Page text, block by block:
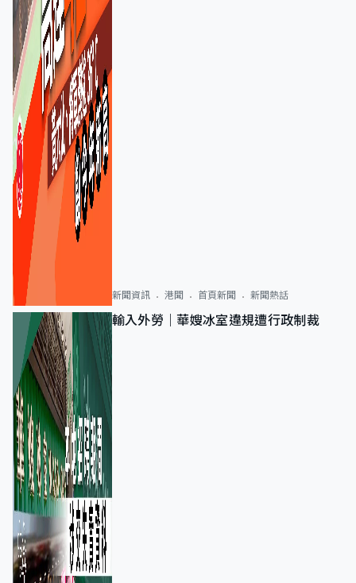
新聞資訊 港聞 首頁新聞 新聞熱話
輸入外勞｜華嫂冰室違規遭行政制裁